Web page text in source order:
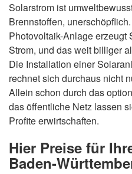
Solarstrom ist
Brennstoffen,
Photovoltaik-Anlage erzeugt
Strom, und das weit billiger
Die Installation einer
rechnet sich durchaus nicht
Allein schon durch das
das öffentliche Netz lassen
Profite erwirtschaften.
Hier Preise für
Baden-